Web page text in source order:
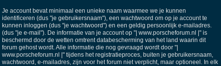
Je account bevat minimaal een unieke naam waarmee we je kunnen
identificeren (dus "je gebruikersnaam"), een wachtwoord om op je account te
kunnen inloggen (dus "je wachtwoord") en een geldig persoonlijk e-mailadres.
(dus "je e-mail"). De informatie van je account op "| www.porscheforum.nl |" is
beschermd door de wetten omtrent databescherming van het land waarin dit
forum gehost wordt. Alle informatie die nog gevraagd wordt door "|
www.porscheforum.nl |" tijdens het registratieproces, buiten je gebruikersnaam,
wachtwoord, e-mailadres, zijn voor het forum niet verplicht, maar optioneel. In elk